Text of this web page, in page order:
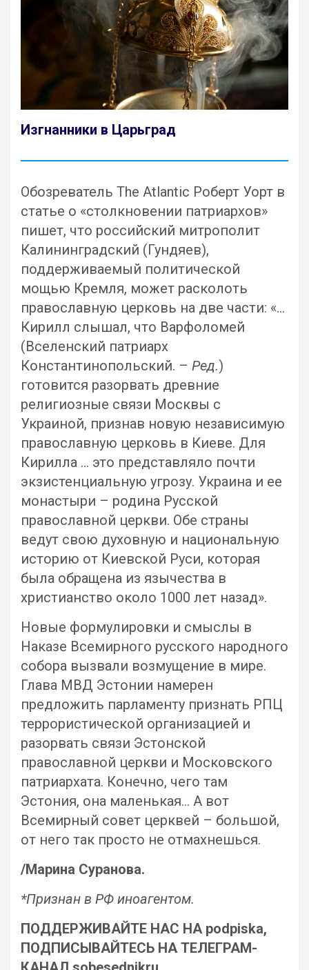
Изгнанники в Царьград
Обозреватель The Atlantic Роберт Уорт в
статье о «столкновении патриархов»
пишет, что российский митрополит
Калининградский (Гундяев),
поддерживаемый политической
мощью Кремля, может расколоть
православную церковь на две части: «…
Кирилл слышал, что Варфоломей
(Вселенский патриарх
Константинопольский. – Ред.)
готовится разорвать древние
религиозные связи Москвы с
Украиной, признав новую независимую
православную церковь в Киеве. Для
Кирилла … это представляло почти
экзистенциальную угрозу. Украина и ее
монастыри – родина Русской
православной церкви. Обе страны
ведут свою духовную и национальную
историю от Киевской Руси, которая
была обращена из язычества в
христианство около 1000 лет назад».
Новые формулировки и смыслы в
Наказе Всемирного русского народного
собора вызвали возмущение в мире.
Глава МВД Эстонии намерен
предложить парламенту признать РПЦ
террористической организацией и
разорвать связи Эстонской
православной церкви и Московского
патриархата. Конечно, чего там
Эстония, она маленькая… А вот
Всемирный совет церквей – большой,
от него так просто не отмахнешься.
/Марина Суранова.
*Признан в РФ иноагентом.
ПОДДЕРЖИВАЙТЕ НАС НА podpiska,
ПОДПИСЫВАЙТЕСЬ НА ТЕЛЕГРАМ-